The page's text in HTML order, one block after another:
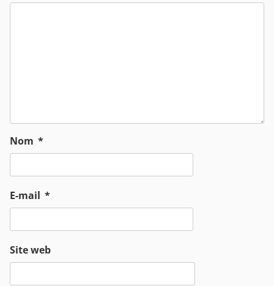
Nom *
E-mail *
Site web